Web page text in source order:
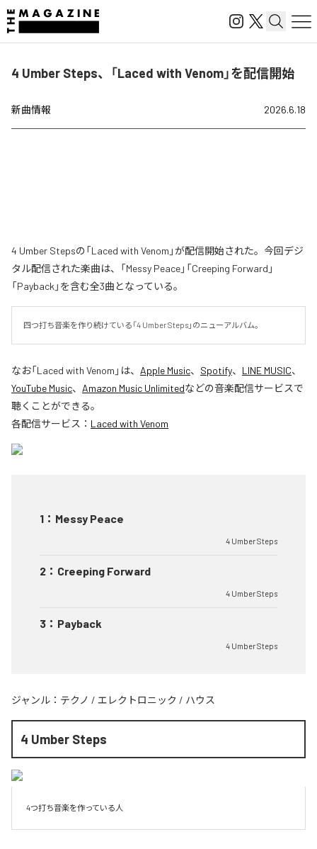
4 Umber Steps、「Laced with Venom」を配信開始
新曲情報 2026.6.18
4 Umber Stepsの「Laced with Venom」が配信開始された。今回デジ
タル配信された楽曲は、「Messy Peace」「Creeping Forward」
「Payback」を含む全3曲となっている。
四つ打ち音楽を作り続けている「4 Umber Steps」のニューアルバム。
なお「Laced with Venom 」は、 Apple Music、 Spotify、 LINE MUSIC、
YouTube Music、 Amazon Music Unlimitedなどの音楽配信サービスで
聴くことができる。
各配信サービス： Laced with Venom
1 ： Messy Peace
4 Umber Steps
2 ： Creeping Forward
4 Umber Steps
3 ： Payback
4 Umber Steps
ジャンル： テクノ / エレクトロニック / ハウス
4 Umber Steps
4つ打ち音楽を作っている人